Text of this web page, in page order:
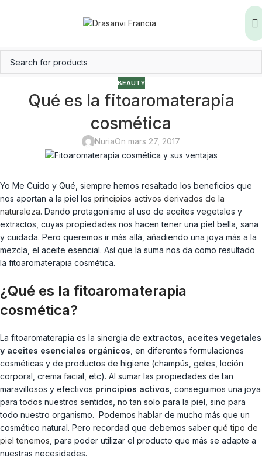
BEAUTY
Qué es la fitoaromaterapia
cosmética
NuriaOn mars 27, 2017
Yo Me Cuido y Qué, siempre hemos resaltado los beneficios que
nos aportan a la piel los principios activos derivados de la
naturaleza. Dando protagonismo al uso de aceites vegetales y
extractos, cuyas propiedades nos hacen tener una piel bella, sana
y cuidada. Pero queremos ir más allá, añadiendo una joya más a la
mezcla, el aceite esencial. Así que la suma nos da como resultado
la fitoaromaterapia cosmética.
¿Qué es la fitoaromaterapia
cosmética?
La fitoaromaterapia es la sinergia de extractos aceites vegetales
y aceites esenciales orgánicos , en diferentes formulaciones
cosméticas y de productos de higiene (champús, geles, loción
corporal, crema facial, etc). Al sumar las propiedades de tan
maravillosos y efectivos principios activos , conseguimos una joya
para todos nuestros sentidos, no tan solo para la piel, sino para
todo nuestro organismo. Podemos hablar de mucho más que un
cosmético natural. Pero recordad que debemos saber qué tipo de
piel tenemos , para poder utilizar el producto que más se adapte a
nuestras necesidades.